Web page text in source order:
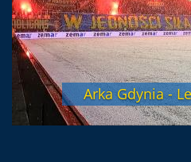
Arka Gdynia -